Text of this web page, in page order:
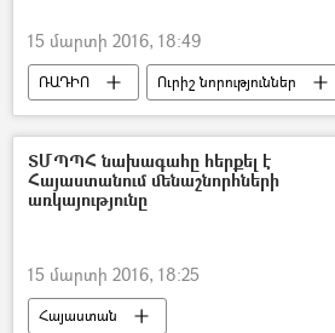
15 մարտի 2016, 18:49
ՌԱԴԻՈ Ուրիշ նորություններ
ՏՄՊՊՀ նախագահը հերքել է
Հայաստանում մենաշնորհների
առկայությունը
15 մարտի 2016, 18:25
Հայաստան